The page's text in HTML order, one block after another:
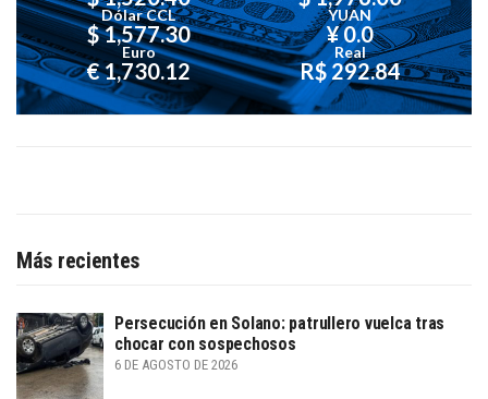
Dólar CCL
$ 1,577.30
YUAN
¥ 0.0
Euro
€ 1,730.12
Real
R$ 292.84
Más recientes
Persecución en Solano: patrullero vuelca tras
chocar con sospechosos
6 DE AGOSTO DE 2026